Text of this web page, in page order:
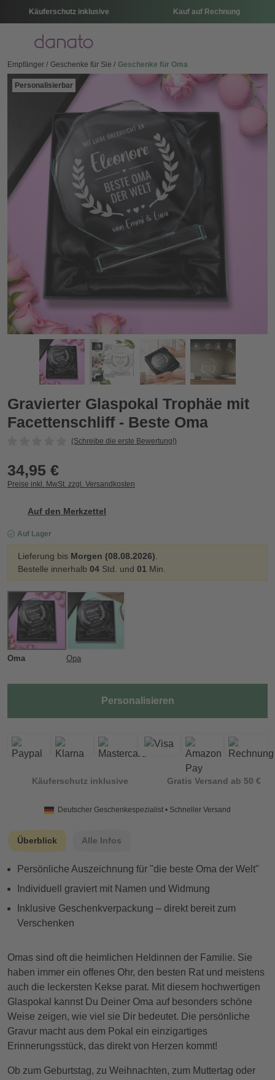
Käuferschutz inklusive Kauf auf Rechnung
Menü
Empfänger Geschenke für Sie Geschenke für Oma
Personalisierbar
Gravierter Glaspokal Trophäe mit Facettenschliff - Beste Oma
Zurück
Gravierter Glaspokal Trophäe mit
Facettenschliff - Beste Oma
(Schreibe die erste Bewertung!)
34,95 €
Preise inkl. MwSt. zzgl. Versandkosten
Auf den Merkzettel
Auf Lager
Lieferung bis Morgen (08.08.2026).
Bestelle innerhalb 04 Std. und 01 Min.
Oma Opa
Personalisieren
Käuferschutz inklusive Gratis Versand ab 50 €
Deutscher Geschenkespezialist • Schneller Versand
Überblick Alle Infos
Persönliche Auszeichnung für "die beste Oma der Welt"
Individuell graviert mit Namen und Widmung
Inklusive Geschenkverpackung – direkt bereit zum
Verschenken
Omas sind oft die heimlichen Heldinnen der Familie. Sie
haben immer ein offenes Ohr, den besten Rat und meistens
auch die leckersten Kekse parat. Mit diesem hochwertigen
Glaspokal kannst Du Deiner Oma auf besonders schöne
Weise zeigen, wie viel sie Dir bedeutet. Die persönliche
Gravur macht aus dem Pokal ein einzigartiges
Erinnerungsstück, das direkt von Herzen kommt!
Ob zum Geburtstag, zu Weihnachten, zum Muttertag oder